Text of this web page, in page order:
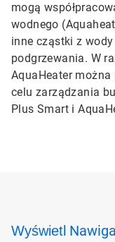
mogą
wodnego
inne cząstki z
podgrzewania. W
AquaHeater
celu zarządzania
Plus Smart i
Wyświetl